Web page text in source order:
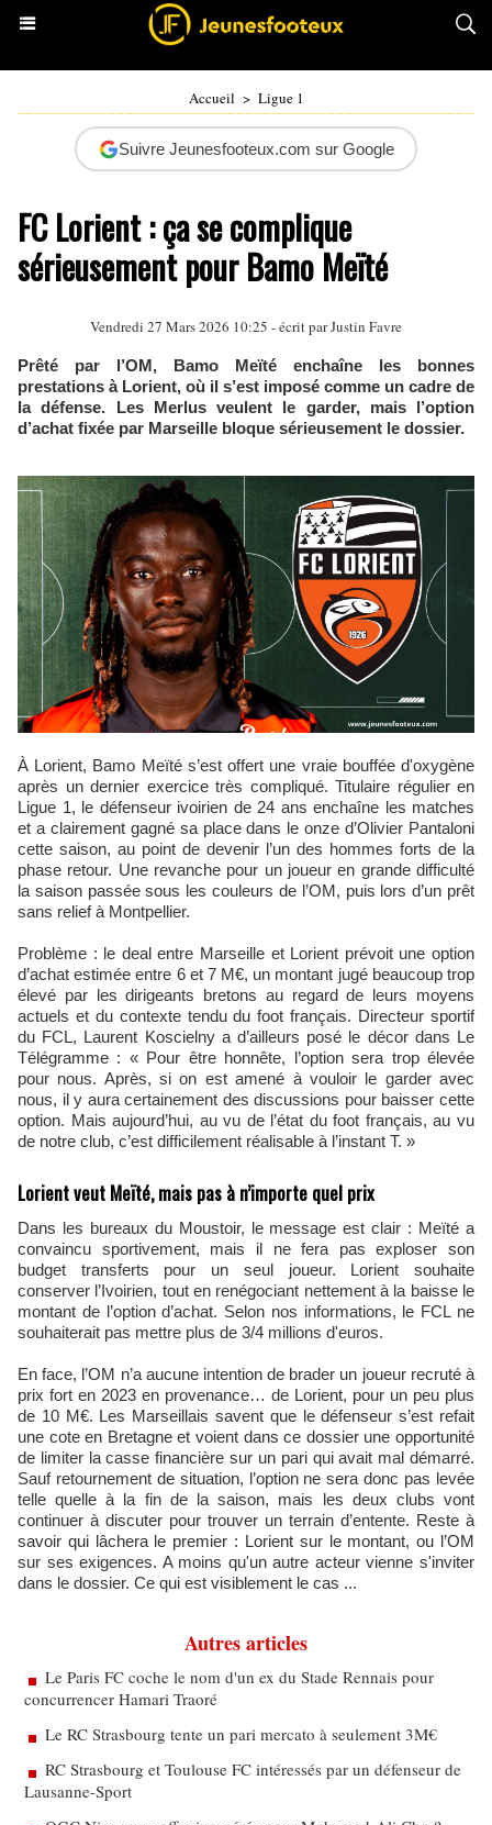
Accueil > Ligue 1
Suivre Jeunesfooteux.com sur Google
FC Lorient : ça se complique
sérieusement pour Bamo Meïté
Vendredi 27 Mars 2026 10:25 - écrit parJustin Favre
Prêté par l’OM, Bamo Meïté enchaîne les bonnes
prestations à Lorient, où il s’est imposé comme un cadre de
la défense. Les Merlus veulent le garder, mais l’option
d’achat fixée par Marseille bloque sérieusement le dossier.
À Lorient, Bamo Meïté s’est offert une vraie bouffée d'oxygène
après un dernier exercice très compliqué. Titulaire régulier en
Ligue 1, le défenseur ivoirien de 24 ans enchaîne les matches
et a clairement gagné sa place dans le onze d’Olivier Pantaloni
cette saison, au point de devenir l’un des hommes forts de la
phase retour. Une revanche pour un joueur en grande difficulté
la saison passée sous les couleurs de l’OM, puis lors d’un prêt
sans relief à Montpellier.
Problème : le deal entre Marseille et Lorient prévoit une option
d’achat estimée entre 6 et 7 M€, un montant jugé beaucoup trop
élevé par les dirigeants bretons au regard de leurs moyens
actuels et du contexte tendu du foot français. Directeur sportif
du FCL, Laurent Koscielny a d’ailleurs posé le décor dans Le
Télégramme : « Pour être honnête, l’option sera trop élevée
pour nous. Après, si on est amené à vouloir le garder avec
nous, il y aura certainement des discussions pour baisser cette
option. Mais aujourd’hui, au vu de l’état du foot français, au vu
de notre club, c’est difficilement réalisable à l’instant T. »
Lorient veut Meïté, mais pas à n’importe quel prix
Dans les bureaux du Moustoir, le message est clair : Meïté a
convaincu sportivement, mais il ne fera pas exploser son
budget transferts pour un seul joueur. Lorient souhaite
conserver l’Ivoirien, tout en renégociant nettement à la baisse le
montant de l’option d’achat. Selon nos informations, le FCL ne
souhaiterait pas mettre plus de 3/4 millions d'euros.
En face, l’OM n’a aucune intention de brader un joueur recruté à
prix fort en 2023 en provenance… de Lorient, pour un peu plus
de 10 M€. Les Marseillais savent que le défenseur s’est refait
une cote en Bretagne et voient dans ce dossier une opportunité
de limiter la casse financière sur un pari qui avait mal démarré.
Sauf retournement de situation, l’option ne sera donc pas levée
telle quelle à la fin de la saison, mais les deux clubs vont
continuer à discuter pour trouver un terrain d’entente. Reste à
savoir qui lâchera le premier : Lorient sur le montant, ou l’OM
sur ses exigences. A moins qu'un autre acteur vienne s'inviter
dans le dossier. Ce qui est visiblement le cas ...
Autres articles
Le Paris FC coche le nom d'un ex du Stade Rennais pour
concurrencer Hamari Traoré
Le RC Strasbourg tente un pari mercato à seulement 3M€
RC Strasbourg et Toulouse FC intéressés par un défenseur de
Lausanne-Sport